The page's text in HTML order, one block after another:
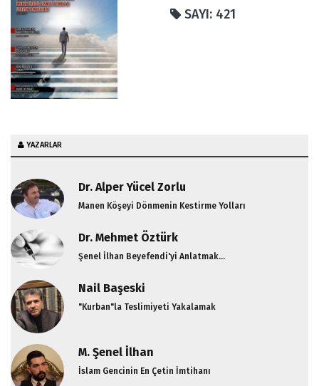
SAYI: 421
YAZARLAR
Dr. Alper Yücel Zorlu
Manen Köşeyi Dönmenin Kestirme Yolları
Dr. Mehmet Öztürk
Şenel İlhan Beyefendi'yi Anlatmak...
Nail Başeski
"Kurban"la Teslimiyeti Yakalamak
M. Şenel İlhan
İslam Gencinin En Çetin İmtihanı